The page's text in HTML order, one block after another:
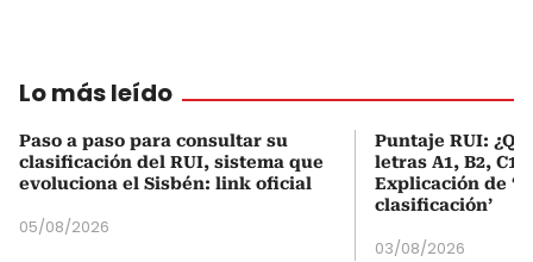
Lo más leído
Paso a paso para consultar su
clasificación del RUI, sistema que
evoluciona el Sisbén: link oficial
05/08/2026
Puntaje RUI:
letras A1, B2, C1
Explicación de
clasificación’
03/08/2026